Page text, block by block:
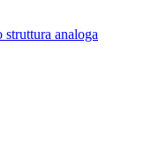
analoga